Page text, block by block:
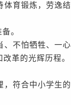
体育锻炼，劳逸结
。
、不怕牺牲、一心
革的光辉历程。
，符合中小学生的